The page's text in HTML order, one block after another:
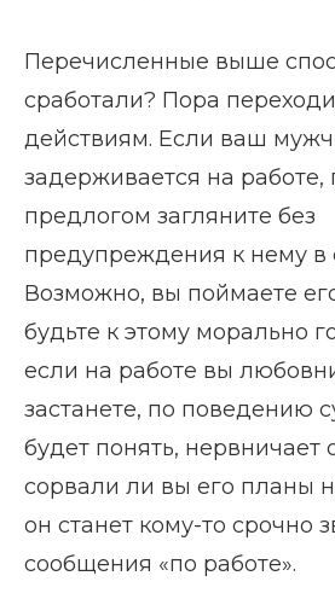
Перечисленные выше
сработали? Пора
действиям. Если ваш
задерживается на
предлогом загляните без
предупреждения к нему в
Возможно, вы поймаете
будьте к этому морально
если на работе вы
застанете, по поведению
будет понять, нервничает
сорвали ли вы его планы
он станет кому-то срочно
сообщения «по работе».